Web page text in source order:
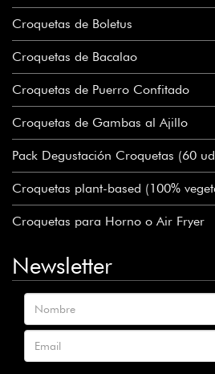
Croquetas de Boletus
Croquetas de Bacalao
Croquetas de Puerro Confitado
Croquetas de Gambas al Ajillo
Pack Degustación Croquetas (60
Croquetas plant-based (100%
Croquetas para Horno o Air Fryer
Newsletter
Nombre
Email